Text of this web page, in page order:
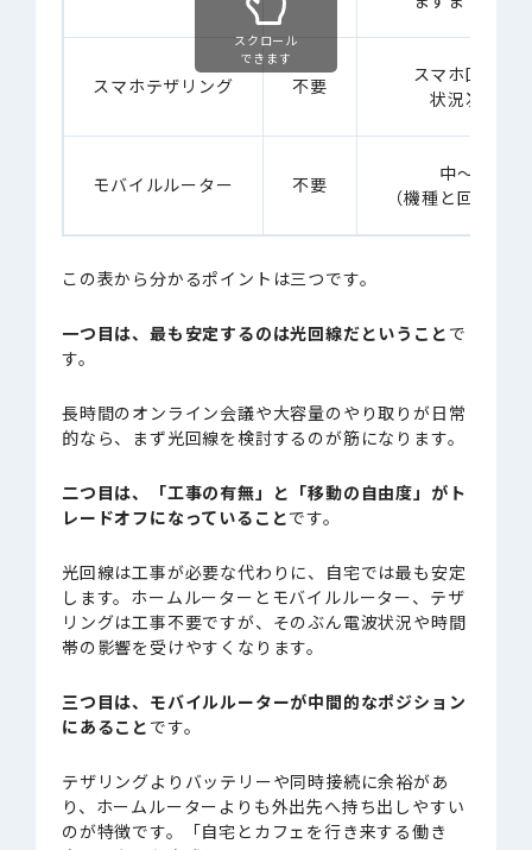
スマホテザリング 不要
スマホ回線の
状況次第
モバイルルーター 不要
中〜高
（機種と回線次
スクロール
できます
この表から分かるポイントは三つです。
一つ目は、最も安定するのは光回線だということ で
す。
長時間のオンライン会議や大容量のやり取りが日常
的なら、まず光回線を検討するのが筋になります。
二つ目は、「工事の有無」と「移動の自由度」がト
レードオフになっていることです。
光回線は工事が必要な代わりに、自宅では最も安定
します。ホームルーターとモバイルルーター、テザ
リングは工事不要ですが、そのぶん電波状況や時間
帯の影響を受けやすくなります。
三つ目は、モバイルルーターが中間的なポジション
にあること です。
テザリングよりバッテリーや同時接続に余裕があ
り、ホームルーターよりも外出先へ持ち出しやすい
のが特徴です。「自宅とカフェを行き来する働き